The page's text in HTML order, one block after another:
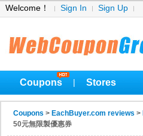
Welcome！ Sign In Sign Up
Coupons Stores
Coupons > EachBuyer.com reviews >
50元無限製優惠券